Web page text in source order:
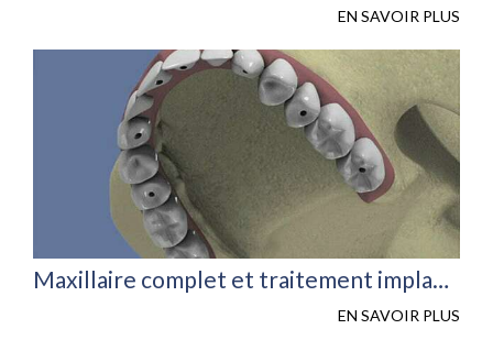
EN SAVOIR PLUS
Maxillaire complet et traitement implantaire pour un bridge fixe vissé
EN SAVOIR PLUS